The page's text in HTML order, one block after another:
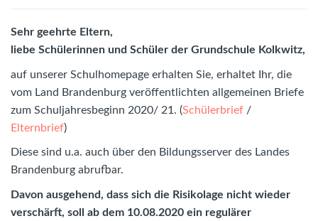
Sehr geehrte Eltern,
liebe Schülerinnen und Schüler der Grundschule Kolkwitz,
auf unserer Schulhomepage erhalten Sie, erhaltet Ihr, die
vom Land Brandenburg veröffentlichten allgemeinen Briefe
zum Schuljahresbeginn 2020/ 21. (Schülerbrief /
Elternbrief)
Diese sind u.a. auch über den Bildungsserver des Landes
Brandenburg abrufbar.
Davon ausgehend, dass sich die Risikolage nicht wieder
verschärft, soll ab dem 10.08.2020 ein regulärer